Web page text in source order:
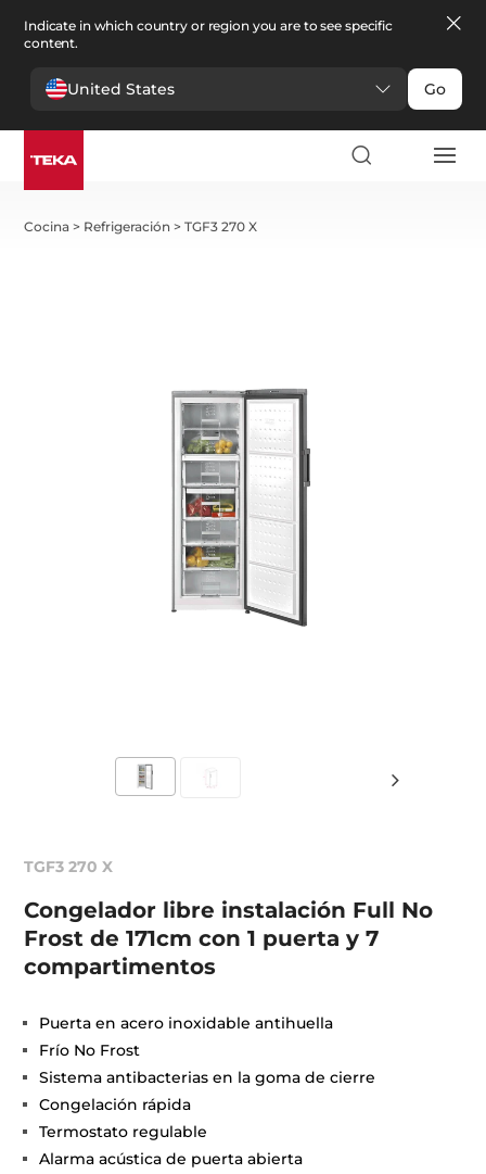
Indicate in which country or region you are to see specific
content.
United States Go
Cocina > Refrigeración >TGF3 270 X
TGF3 270 X
Congelador libre instalación Full No
Frost de 171cm con 1 puerta y 7
compartimentos
Puerta en acero inoxidable antihuella
Frío No Frost
Sistema antibacterias en la goma de cierre
Congelación rápida
Termostato regulable
Alarma acústica de puerta abierta